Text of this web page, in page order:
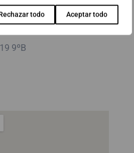
todo Aceptar todo
9ºB